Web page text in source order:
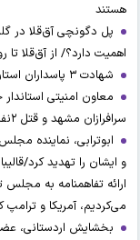
هستند
پل دگونچی آق‌قلا در
اهمیت دارد؟/ از آق‌قلا
شهادت ۳ ‌پاسداران استان زنجان در حمله موشکی آمریکا
معاون امنیتی
سرافرازان مشهد و قتل ۲نفر را تایید کرد
و ایشان را تهدید کرد/
ارائه تفاهمنامه به
می‌کردیم، آمریکا و
بخشایش اردستانی،